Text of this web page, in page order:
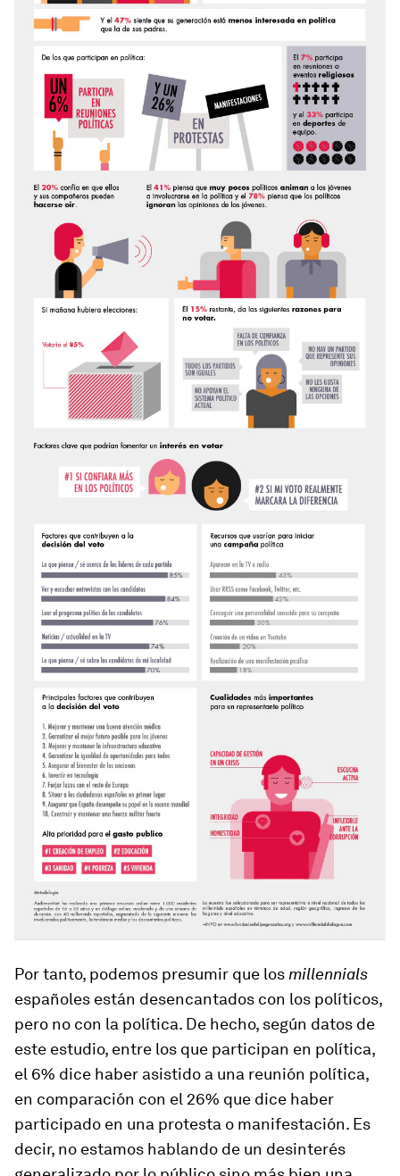
Por tanto, podemos presumir que los millennials
españoles están desencantados con los políticos,
pero no con la política. De hecho, según datos de
este estudio, entre los que participan en política,
el 6% dice haber asistido a una reunión política,
en comparación con el 26% que dice haber
participado en una protesta o manifestación. Es
decir, no estamos hablando de un desinterés